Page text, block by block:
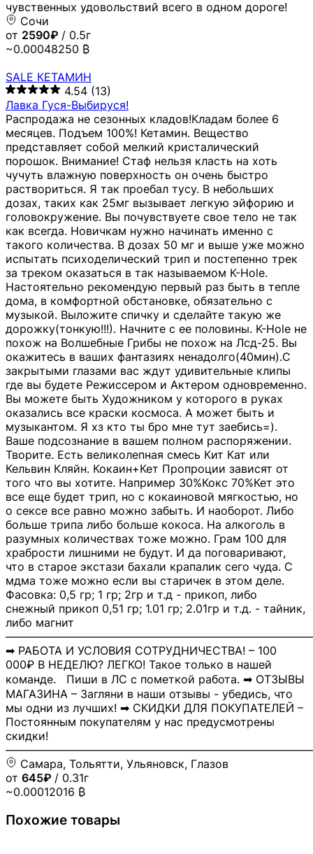
чувственных удовольствий всего в одном дороге!
Сочи
от 2590₽ / 0.5г
~0.00048250 ₿
SALE КЕТАМИН
4.54 (13)
Лавка Гуся-Выбируся!
Распродажа не сезонных кладов!Кладам более 6
месяцев. Подъем 100%! Кетамин. Вещество
представляет собой мелкий кристалический
порошок. Внимание! Стаф нельзя класть на хоть
чучуть влажную поверхность он очень быстро
раствориться. Я так проебал тусу. В небольших
дозах, таких как 25мг вызывает легкую эйфорию и
головокружение. Вы почувствуете свое тело не так
как всегда. Новичкам нужно начинать именно с
такого количества. В дозах 50 мг и выше уже можно
испытать психоделический трип и постепенно трек
за треком оказаться в так называемом К-Hole.
Настоятельно рекомендую первый раз быть в тепле
дома, в комфортной обстановке, обязательно с
музыкой. Выложите спичку и сделайте такую же
дорожку(тонкую!!!). Начните с ее половины. K-Hole не
похож на Волшебные Грибы не похож на Лсд-25. Вы
окажитесь в ваших фантазиях ненадолго(40мин).С
закрытыми глазами вас ждут удивительные клипы
где вы будете Режиссером и Актером одновременно.
Вы можете быть Художником у которого в руках
оказались все краски космоса. А может быть и
музыкантом. Я хз кто ты бро мне тут заебись=).
Ваше подсознание в вашем полном распоряжении.
Творите. Есть великолепная смесь Кит Кат или
Кельвин Кляйн. Кокаин+Кет Пропроции зависят от
того что вы хотите. Например 30%Кокс 70%Кет это
все еще будет трип, но с кокаиновой мягкостью, но
о сексе все равно можно забыть. И наоборот. Либо
больше трипа либо больше кокоса. На алкоголь в
разумных количествах тоже можно. Грам 100 для
храбрости лишними не будут. И да поговаривают,
что в старое экстази бахали крапалик сего чуда. С
мдма тоже можно если вы старичек в этом деле.
Фасовка: 0,5 гр; 1 гр; 2гр и т.д - прикоп, либо
снежный прикоп 0,51 гр; 1.01 гр; 2.01гр и т.д. - тайник,
либо магнит
➡ РАБОТА И УСЛОВИЯ СОТРУДНИЧЕСТВА! – 100
000₽ В НЕДЕЛЮ? ЛЕГКО! Такое только в нашей
команде. Пиши в ЛС с пометкой работа. ➡ ОТЗЫВЫ
МАГАЗИНА – Загляни в наши отзывы - убедись, что
мы одни из лучших! ➡ СКИДКИ ДЛЯ ПОКУПАТЕЛЕЙ –
Постоянным покупателям у нас предусмотрены
скидки!
Самара, Тольятти, Ульяновск, Глазов
от 645₽ / 0.31г
~0.00012016 ₿
Похожие товары